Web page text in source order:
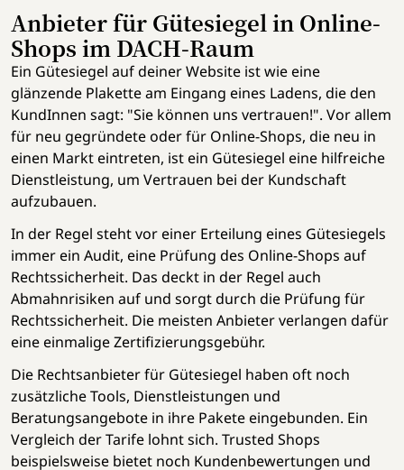
Anbieter für Gütesiegel in Online-
Shops im DACH-Raum
Ein Gütesiegel auf deiner Website ist wie eine
glänzende Plakette am Eingang eines Ladens, die den
KundInnen sagt: "Sie können uns vertrauen!". Vor allem
für neu gegründete oder für Online-Shops, die neu in
einen Markt eintreten, ist ein Gütesiegel eine hilfreiche
Dienstleistung, um Vertrauen bei der Kundschaft
aufzubauen.
In der Regel steht vor einer Erteilung eines Gütesiegels
immer ein Audit, eine Prüfung des Online-Shops auf
Rechtssicherheit. Das deckt in der Regel auch
Abmahnrisiken auf und sorgt durch die Prüfung für
Rechtssicherheit. Die meisten Anbieter verlangen dafür
eine einmalige Zertifizierungsgebühr.
Die Rechtsanbieter für Gütesiegel haben oft noch
zusätzliche Tools, Dienstleistungen und
Beratungsangebote in ihre Pakete eingebunden. Ein
Vergleich der Tarife lohnt sich. Trusted Shops
beispielsweise bietet noch Kundenbewertungen und